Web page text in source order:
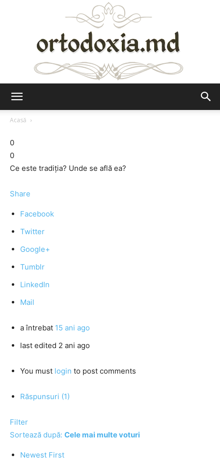
Acasă
0
0
Ce este tradiţia? Unde se află ea?
Share
Facebook
Twitter
Google+
Tumblr
LinkedIn
Mail
a întrebat 15 ani ago
last edited 2 ani ago
You must login to post comments
Răspunsuri (1)
Filter
Sortează după: Cele mai multe voturi
Newest First